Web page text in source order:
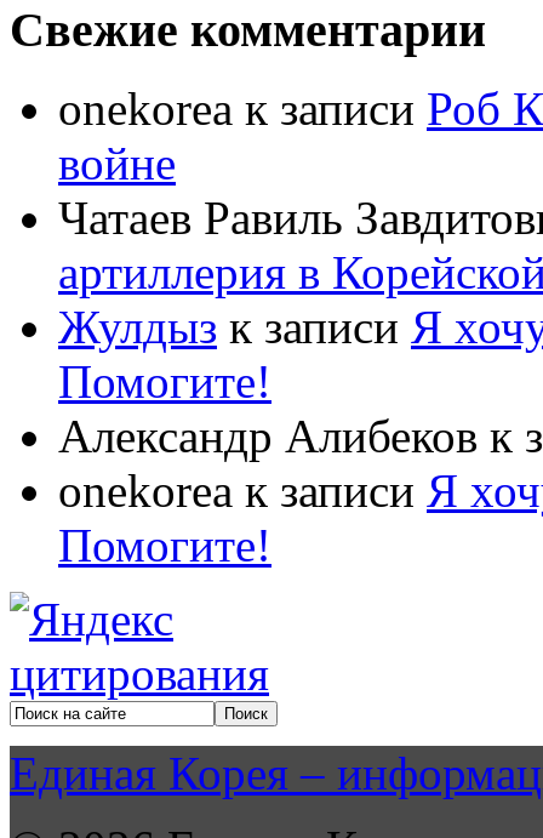
Свежие комментарии
onekorea к записи Роб
войне
Чатаев Равиль
артиллерия в
Жулдыз к записи Я
Помогите!
Александр Алибеков к
onekorea к записи Я
Помогите!
Единая Корея –